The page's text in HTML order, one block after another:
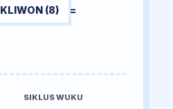
KLIWON (8) =
SIKLUS WUKU